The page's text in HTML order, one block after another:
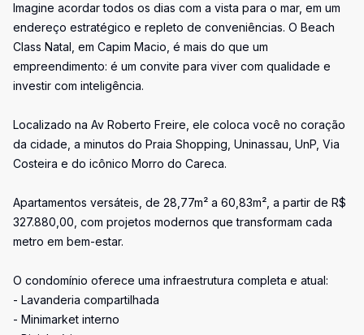
Imagine acordar todos os dias com a vista para o mar, em um
endereço estratégico e repleto de conveniências. O Beach
Class Natal, em Capim Macio, é mais do que um
empreendimento: é um convite para viver com qualidade e
investir com inteligência.
Localizado na Av Roberto Freire, ele coloca você no coração
da cidade, a minutos do Praia Shopping, Uninassau, UnP, Via
Costeira e do icônico Morro do Careca.
Apartamentos versáteis, de 28,77m² a 60,83m², a partir de R$
327.880,00, com projetos modernos que transformam cada
metro em bem-estar.
O condomínio oferece uma infraestrutura completa e atual:
- Lavanderia compartilhada
- Minimarket interno